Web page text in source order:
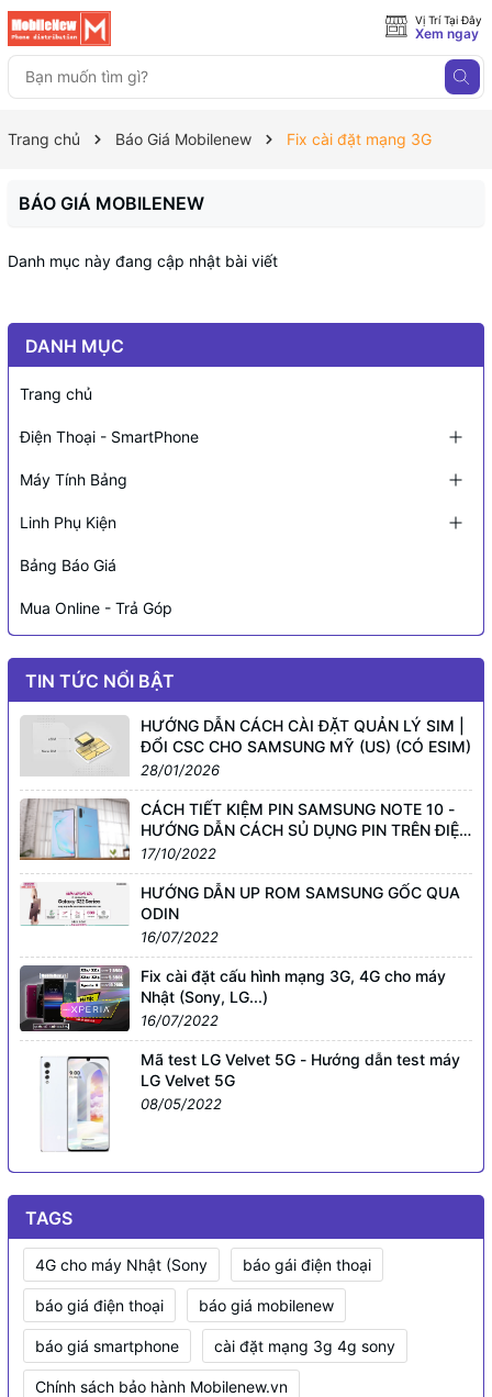
Vị Trí Tại Đây
Xem ngay
Trang chủ Báo Giá Mobilenew Fix cài đặt mạng 3G
BÁO GIÁ MOBILENEW
Danh mục này đang cập nhật bài viết
DANH MỤC
Trang chủ
Điện Thoại - SmartPhone
Máy Tính Bảng
Linh Phụ Kiện
Bảng Báo Giá
Mua Online - Trả Góp
TIN TỨC NỔI BẬT
HƯỚNG DẪN CÁCH CÀI ĐẶT QUẢN LÝ SIM |
ĐỔI CSC CHO SAMSUNG MỸ (US) (CÓ ESIM)
28/01/2026
CÁCH TIẾT KIỆM PIN SAMSUNG NOTE 10 -
HƯỚNG DẪN CÁCH SỦ DỤNG PIN TRÊN ĐIỆN
THOẠI SMARTPHONE GALAXY KHÁC
17/10/2022
HƯỚNG DẪN UP ROM SAMSUNG GỐC QUA
ODIN
16/07/2022
Fix cài đặt cấu hình mạng 3G, 4G cho máy
Nhật (Sony, LG...)
16/07/2022
Mã test LG Velvet 5G - Hướng dẫn test máy
LG Velvet 5G
08/05/2022
TAGS
4G cho máy Nhật (Sony báo gái điện thoại
báo giá điện thoại báo giá mobilenew
báo giá smartphone cài đặt mạng 3g 4g sony
Chính sách bảo hành Mobilenew.vn